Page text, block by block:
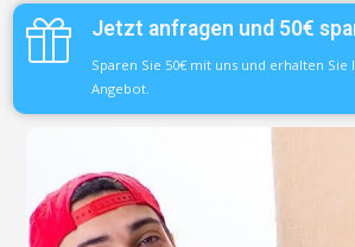
Jetzt anfragen und 50€
Sparen Sie 50€ mit uns und erhalten
Angebot.